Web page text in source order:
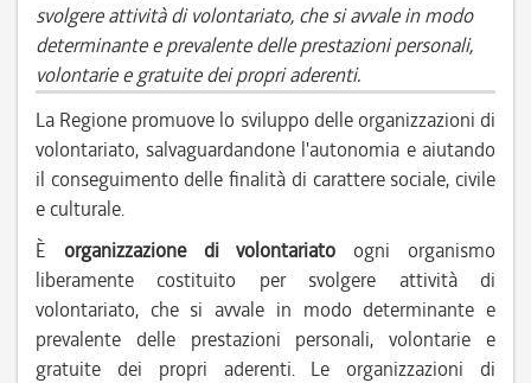
svolgere attività di volontariato, che si avvale in modo
determinante e prevalente delle prestazioni personali,
volontarie e gratuite dei propri aderenti.
La Regione promuove lo sviluppo delle organizzazioni di
volontariato, salvaguardandone l'autonomia e aiutando
il conseguimento delle finalità di carattere sociale, civile
e culturale.
È organizzazione di volontariato ogni organismo
liberamente costituito per svolgere attività di
volontariato, che si avvale in modo determinante e
prevalente delle prestazioni personali, volontarie e
gratuite dei propri aderenti. Le organizzazioni di